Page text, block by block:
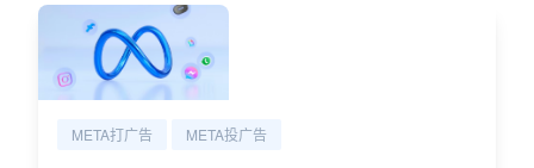
META打广告 META投广告